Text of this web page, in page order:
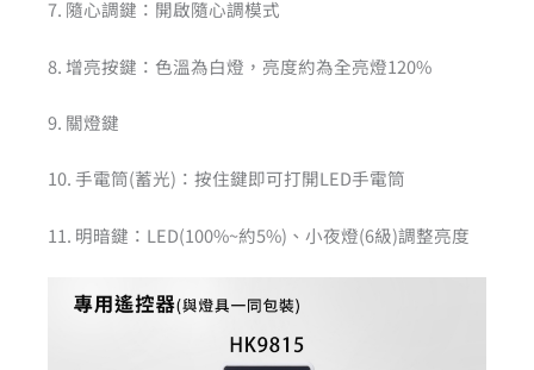
7. 隨心調鍵：開啟隨心調模式
8. 增亮按鍵：色溫為白燈，亮度約為全亮燈120%
9. 關燈鍵
10. 手電筒(蓄光)：按住鍵即可打開LED手電筒
11. 明暗鍵：LED(100%~約5%)、小夜燈(6級)調整亮度